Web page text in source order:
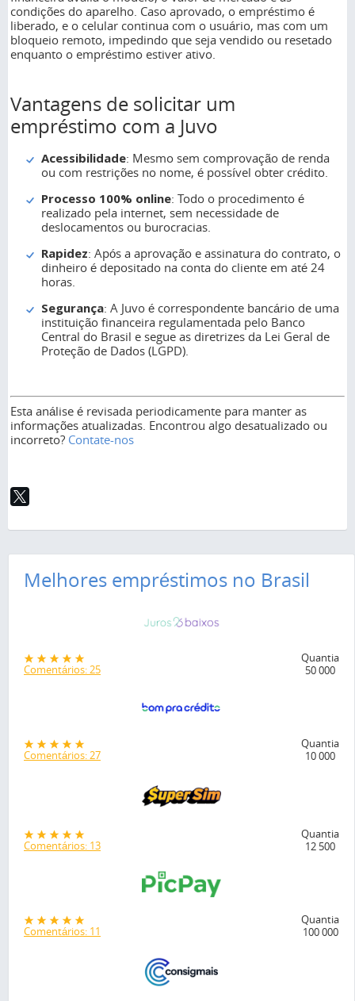
condições do aparelho. Caso aprovado, o empréstimo é
liberado, e o celular continua com o usuário, mas com um
bloqueio remoto, impedindo que seja vendido ou resetado
enquanto o empréstimo estiver ativo.
Vantagens de solicitar um
empréstimo com a Juvo
Acessibilidade: Mesmo sem comprovação de renda
ou com restrições no nome, é possível obter crédito.
Processo 100% online: Todo o procedimento é
realizado pela internet, sem necessidade de
deslocamentos ou burocracias.
Rapidez: Após a aprovação e assinatura do contrato, o
dinheiro é depositado na conta do cliente em até 24
horas.
Segurança: A Juvo é correspondente bancário de uma
instituição financeira regulamentada pelo Banco
Central do Brasil e segue as diretrizes da Lei Geral de
Proteção de Dados (LGPD).
Esta análise é revisada periodicamente para manter as
informações atualizadas. Encontrou algo desatualizado ou
incorreto? Contate-nos
Melhores empréstimos no Brasil
Comentários: 25
Quantia
50 000
Comentários: 27
Quantia
10 000
Comentários: 13
Quantia
12 500
Comentários: 11
Quantia
100 000